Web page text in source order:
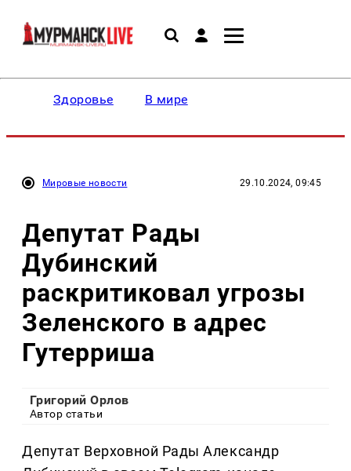
Здоровье В мире
Мировые новости 29.10.2024, 09:45
Депутат Рады
Дубинский
раскритиковал угрозы
Зеленского в адрес
Гутерриша
Григорий Орлов
Автор статьи
Депутат Верховной Рады Александр